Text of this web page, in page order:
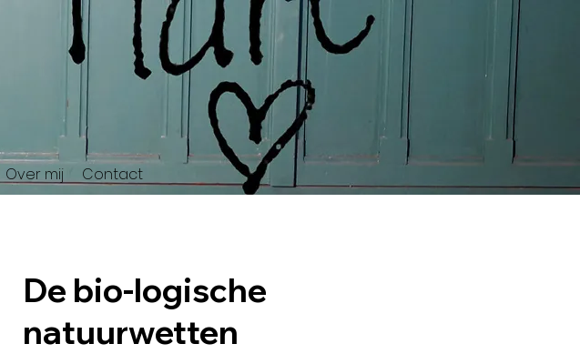
Over mij Contact
De bio-logische
natuurwetten